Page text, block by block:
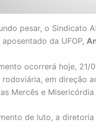
pesar, o Sindicato
da UFOP,
ocorrerá hoje, 21/
em direção
Mercês e
de luto, a